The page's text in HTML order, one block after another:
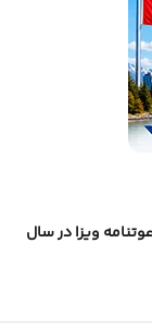
ویزا در سال